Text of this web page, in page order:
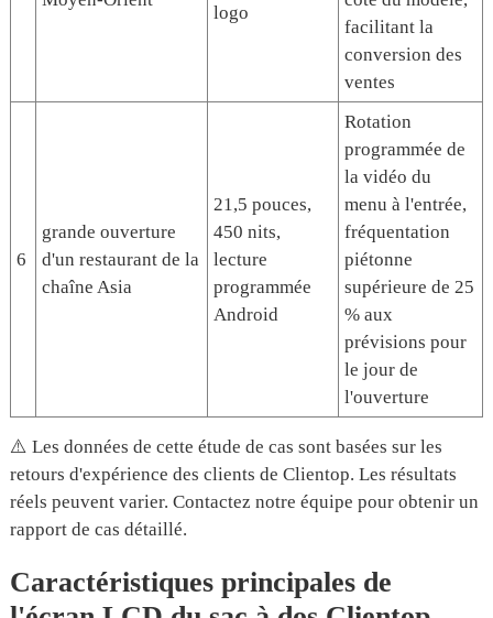
logo
facilitant la
conversion des
ventes
6
grande ouverture
d'un restaurant de la
chaîne Asia
21,5 pouces,
450 nits,
lecture
programmée
Android
Rotation
programmée de
la vidéo du
menu à l'entrée,
fréquentation
piétonne
supérieure de 25
% aux
prévisions pour
le jour de
l'ouverture
⚠️ Les données de cette étude de cas sont basées sur les
retours d'expérience des clients de Clientop. Les résultats
réels peuvent varier. Contactez notre équipe pour obtenir un
rapport de cas détaillé.
Caractéristiques principales de